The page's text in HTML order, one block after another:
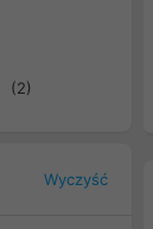
(2)
Wyczyść